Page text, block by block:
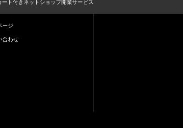
ト付きネットショップ開業サービス
ージ
合わせ